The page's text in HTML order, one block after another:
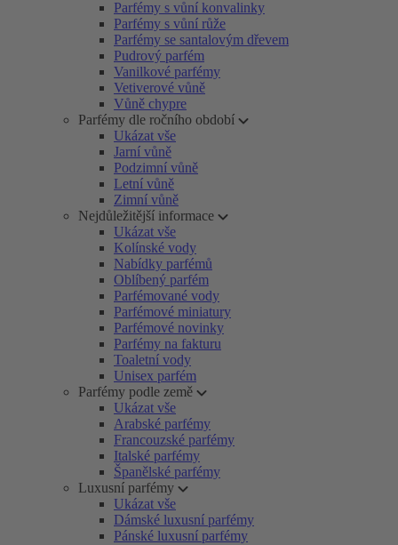
Parfémy s vůní konvalinky
Parfémy s vůní růže
Parfémy se santalovým dřevem
Pudrový parfém
Vanilkové parfémy
Vetiverové vůně
Vůně chypre
Parfémy dle ročního období
Ukázat vše
Jarní vůně
Podzimní vůně
Letní vůně
Zimní vůně
Nejdůležitější informace
Ukázat vše
Kolínské vody
Nabídky parfémů
Oblíbený parfém
Parfémované vody
Parfémové miniatury
Parfémové novinky
Parfémy na fakturu
Toaletní vody
Unisex parfém
Parfémy podle země
Ukázat vše
Arabské parfémy
Francouzské parfémy
Italské parfémy
Španělské parfémy
Luxusní parfémy
Ukázat vše
Dámské luxusní parfémy
Pánské luxusní parfémy